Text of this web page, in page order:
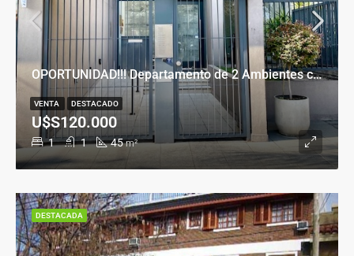
OPORTUNIDAD!!! Departamento de 2 Ambientes con Cochera en Banfield Este
1 1 45 m²
U$S120.000
VENTA DESTACADO
DESTACADA